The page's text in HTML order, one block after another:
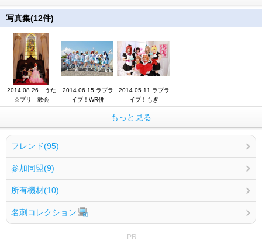
写真集(12件)
2014.08.26 うた
☆プリ 教会
2014.06.15 ラブラ
イブ！WR併
2014.05.11 ラブラ
イブ！もぎ
もっと見る
フレンド(95)
参加同盟(9)
所有機材(10)
名刺コレクション
PR